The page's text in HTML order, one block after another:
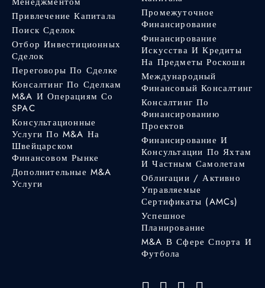
Привлечение Капитала
Поиск Сделок
Отбор Инвестиционных
Сделок
Переговоры По Сделке
Консалтинг По Сделкам
M&A И Операциям Со
SPAC
Консультационные
Услуги По M&A На
Швейцарском
Финансовом Рынке
Дополнительные M&A
Услуги
Промежуточное
Финансирование
Финансирование
Искусства И Кредиты
На Предметы Роскоши
Международный
Финансовый Консалтинг
Консалтинг По
Финансированию
Проектов
Финансирование И
Консультации По Яхтам
И Частным Самолетам
Облигации / Активно
Управляемые
Сертификаты (AMCs)
Успешное
Планирование
M&A В Сфере Спорта И
Футбола